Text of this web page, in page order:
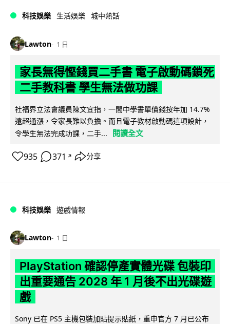
科技娛樂 生活娛樂 城中熱話
Lawton 1 日
家長無得慳錢買二手書 電子啟動碼鎖死
二手教科書 學生無法做功課
社福界立法會議員陳文宜指，一間中學書單價錢按年加 14.7%
遠超通漲，令家長難以負擔。而且電子教材啟動碼這項設計，
令學生無法完成功課，二手...
閱讀全文
935 371 ↗ 分享
科技娛樂 遊戲情報
Lawton 1 日
PlayStation 確認停產實體光碟 包裝印
出重要通告 2028 年 1 月後不出光碟遊
戲
Sony 已在 PS5 主機包裝加貼提示貼紙，重申官方 7 月已公布